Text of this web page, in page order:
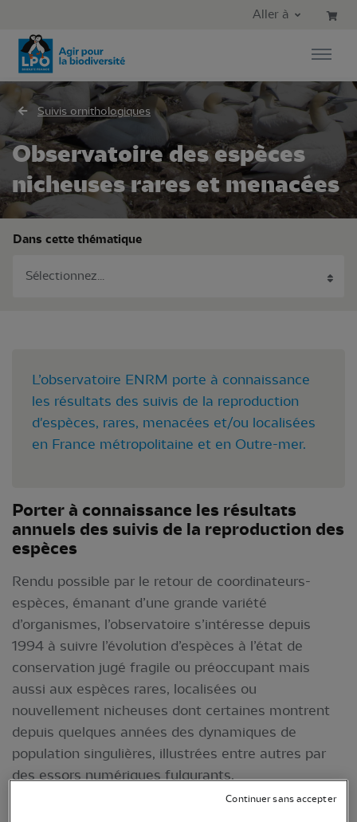
Aller au menu principal
Aller à
Suivis ornithologiques
Observatoire des espèces
nicheuses rares et menacées
Dans cette thématique
L’observatoire ENRM porte à connaissance
les résultats des suivis de la reproduction
d'espèces, rares, menacées et/ou localisées
en France métropolitaine et en Outre-mer.
Porter à connaissance les résultats
annuels des suivis de la reproduction des
espèces
Rendu possible par le retour de coordinateurs-
espèces, émanant d’une grande variété
d’organismes, l’observatoire s’intéresse depuis
1994 à suivre l’évolution d’espèces à l’état de
conservation jugé fragile ou préoccupant mais
aussi aux espèces rares, localisées ou
nouvellement nicheuses dont certaines montrent
depuis quelques années des dynamiques de
population singulières, illustrées entre autres par
des essors numériques fulgurants.
Continuer sans accepter